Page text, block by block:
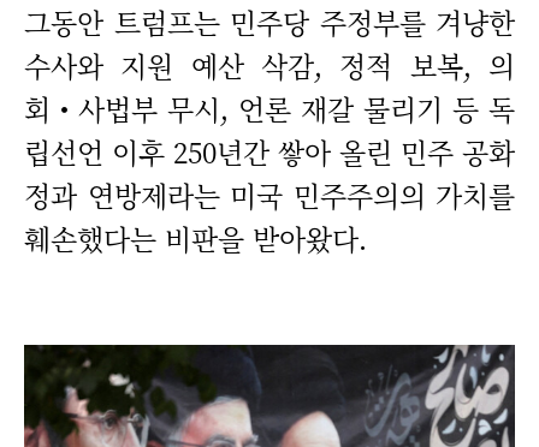
그동안 트럼프는 민주당 주정부를 겨냥한
수사와 지원 예산 삭감, 정적 보복, 의
회‧사법부 무시, 언론 재갈 물리기 등 독
립선언 이후 250년간 쌓아 올린 민주 공화
정과 연방제라는 미국 민주주의의 가치를
훼손했다는 비판을 받아왔다.